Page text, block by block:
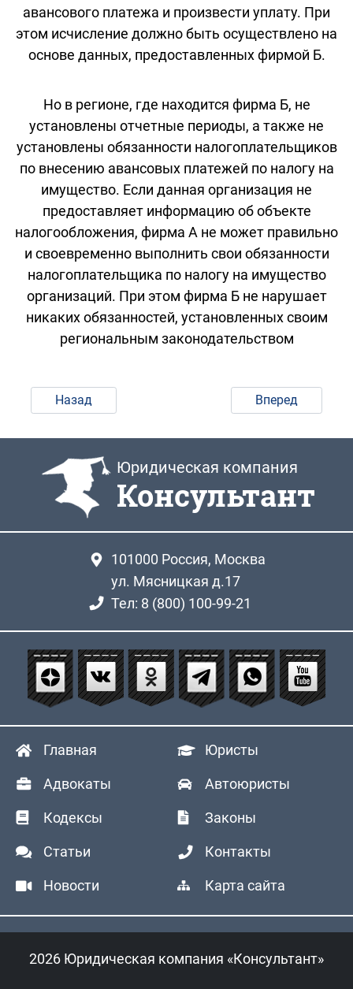
авансового платежа и произвести уплату. При
этом исчисление должно быть осуществлено на
основе данных, предоставленных фирмой Б.
Но в регионе, где находится фирма Б, не
установлены отчетные периоды, а также не
установлены обязанности налогоплательщиков
по внесению авансовых платежей по налогу на
имущество. Если данная организация не
предоставляет информацию об объекте
налогообложения, фирма А не может правильно
и своевременно выполнить свои обязанности
налогоплательщика по налогу на имущество
организаций. При этом фирма Б не нарушает
никаких обязанностей, установленных своим
региональным законодательством
Назад Вперед
Юридическая компания
Консультант
101000 Россия, Москва
ул. Мясницкая д.17
Тел: 8 (800) 100-99-21
Главная Юристы
Адвокаты Автоюристы
Кодексы Законы
Статьи Контакты
Новости Карта сайта
2026 Юридическая компания «Консультант»